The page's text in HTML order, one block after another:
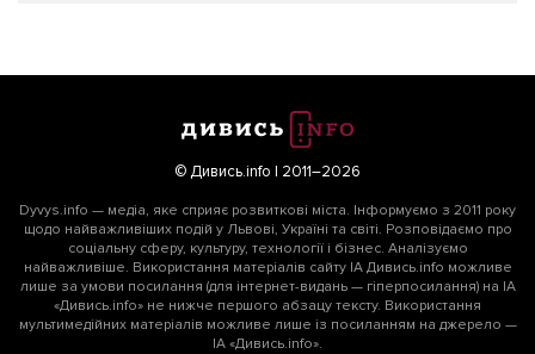
© Дивись.info | 2011–2026
Dyvys.info — медіа, яке сприяє розвиткові міста. Інформуємо з 2011 року
щодо найважливіших подій у Львові, Україні та світі. Розповідаємо про
соціальну сферу, культуру, технології і бізнес. Аналізуємо
найважливіше. Використання матеріалів сайту ІА Дивись.info можливе
лише за умови посилання (для інтернет-видань — гіперпосилання) на ІА
«Дивись.info» не нижче першого абзацу тексту. Використання
мультимедійних матеріалів можливе лише із посиланням на джерело —
ІА «Дивись.info».